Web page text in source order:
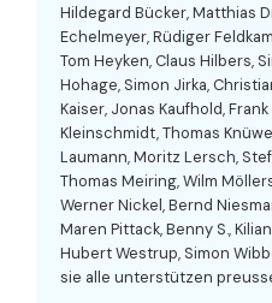
Hildegard Bücker, Matthias
Echelmeyer, Rüdiger
Tom Heyken, Claus Hilbers,
Hohage, Simon Jirka,
Kaiser, Jonas Kaufhold,
Kleinschmidt, Thomas
Laumann, Moritz Lersch,
Thomas Meiring, Wilm
Werner Nickel, Bernd
Maren Pittack, Benny S.,
Hubert Westrup, Simon
sie alle unterstützen